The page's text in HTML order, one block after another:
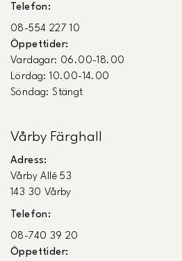
Telefon:
08-554 227 10
Öppettider:
Vardagar: 06.00-18.00
Lördag: 10.00-14.00
Söndag: Stängt
Vårby Färghall
Adress:
Vårby Allé 53
143 30 Vårby
Telefon:
08-740 39 20
Öppettider: